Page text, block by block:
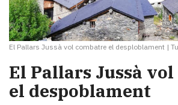
El Pallars Jussà vol combatre el desploblament |
​El Pallars Jussà
el despoblament